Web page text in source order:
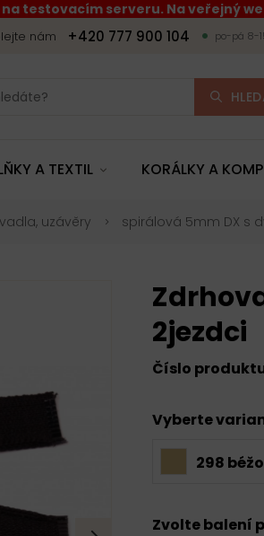
testovacím serveru. Na veřejný
nám +420 777 900 104 po-pá 8-
A TEXTIL KORÁLKY A
uzávěry spirálová 5mm DX s
2jezdci
Číslo
Vyberte
298
Zvolte balení